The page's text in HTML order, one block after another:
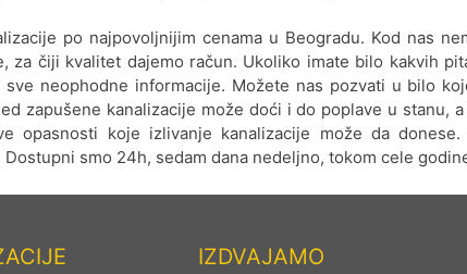
po najpovoljnijim cenama u Beogradu. Kod nas
za čiji kvalitet dajemo račun. Ukoliko imate bilo kakvih
neophodne informacije. Možete nas pozvati u bilo
zapušene kanalizacije može doći i do poplave u stanu,
opasnosti koje izlivanje kanalizacije može da
smo 24h, sedam dana nedeljno, tokom cele
IZDVAJAMO